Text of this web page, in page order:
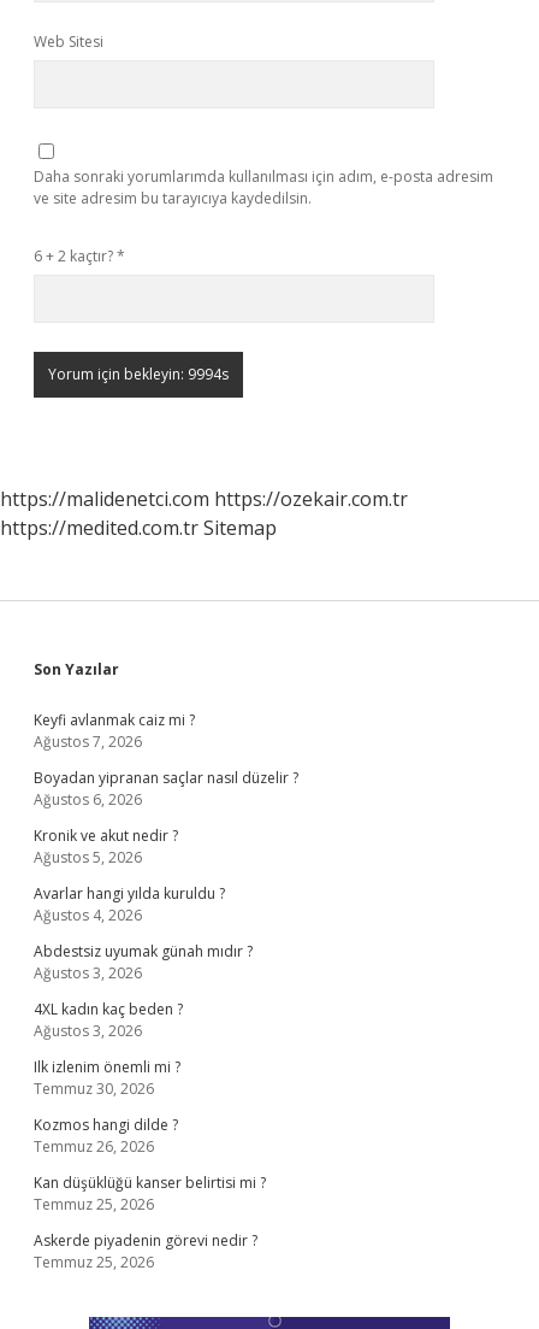
Web Sitesi
Daha sonraki yorumlarımda kullanılması için adım, e-posta adresim
ve site adresim bu tarayıcıya kaydedilsin.
6 + 2 kaçtır?*
https://malidenetci.com https://ozekair.com.tr
https://medited.com.trSitemap
Sidebar
Son Yazılar
Keyfi avlanmak caiz mi ?
Ağustos 7, 2026
Boyadan yipranan saçlar nasıl düzelir ?
Ağustos 6, 2026
Kronik ve akut nedir ?
Ağustos 5, 2026
Avarlar hangi yılda kuruldu ?
Ağustos 4, 2026
Abdestsiz uyumak günah mıdır ?
Ağustos 3, 2026
4XL kadın kaç beden ?
Ağustos 3, 2026
Ilk izlenim önemli mi ?
Temmuz 30, 2026
Kozmos hangi dilde ?
Temmuz 26, 2026
Kan düşüklüğü kanser belirtisi mi ?
Temmuz 25, 2026
Askerde piyadenin görevi nedir ?
Temmuz 25, 2026